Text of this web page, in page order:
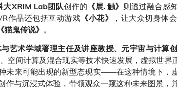
大XRIM Lab团队创作的 《展. 触》 则透过融合感
作品还包括互动游戏 《小花》
，让大众切身体
《猫鬼传说》 。
艺术学域署理主任及讲座教授、元宇宙与计算
空间计算及混合现实等技术快速发展，虚拟世
未来可能出现的新型态现实——在这种情境下，
与沉浸式体验，带领观众一窥这种未来图景，